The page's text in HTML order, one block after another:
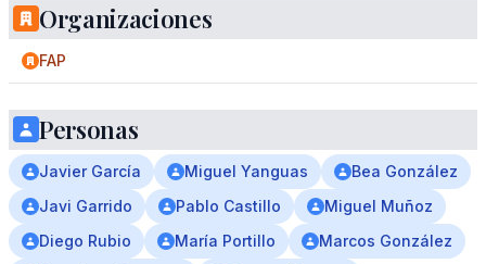
Organizaciones
FAP
Personas
Javier García Miguel Yanguas
Bea González
Javi Garrido
Pablo Castillo
Miguel Muñoz
Diego Rubio
María Portillo
Marcos González